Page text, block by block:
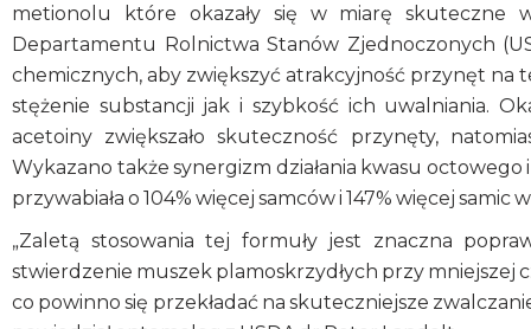
metionolu które okazały się w miarę skuteczne
Departamentu Rolnictwa Stanów Zjednoczonych
chemicznych, aby zwiększyć atrakcyjność przynęt na
stężenie substancji jak i szybkość ich uwalniania.
acetoiny zwiększało skuteczność przynęty,
Wykazano także synergizm działania kwasu
przywabiała o 104% więcej samców i 147% więcej
„Zaletą stosowania tej formuły jest znaczna
stwierdzenie muszek plamoskrzydłych przy mniejszej
co powinno się przekładać na skuteczniejsze